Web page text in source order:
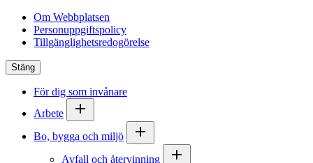
Om Webbplatsen
Personuppgiftspolicy
Tillgänglighetsredogörelse
Stäng
För dig som invånare
Arbete
Bo, bygga och miljö
Avfall och återvinning